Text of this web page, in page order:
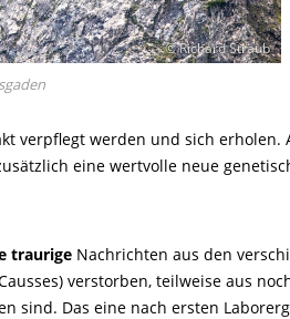
© Richard Straub
verpflegt werden und sich
eine wertvolle neue
traurige Nachrichten aus den
verstorben, teilweise aus
sind. Das eine nach ersten